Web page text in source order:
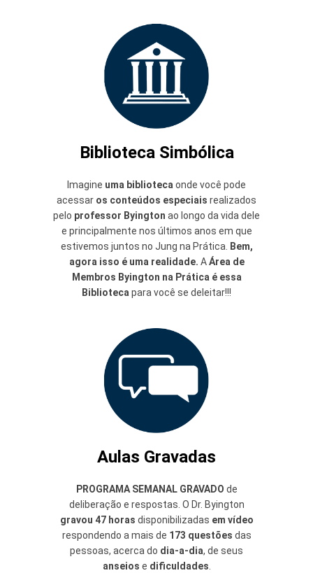
Biblioteca Simbólica
Imagine uma biblioteca onde você pode
acessar os conteúdos especiais realizados
pelo professor Byington ao longo da vida dele
e principalmente nos últimos anos em que
estivemos juntos no Jung na Prática.
Bem,
agora isso é uma realidade. AÁrea de
Membros Byington na Prática é essa
Biblioteca para você se deleitar!!!
Aulas Gravadas
PROGRAMA SEMANAL GRAVADO de
deliberação e respostas. O Dr. Byington
gravou 47 horas disponibilizadas em vídeo
respondendo a mais de 173 questões das
pessoas, acerca do dia-a-dia, de seus
anseios e dificuldades